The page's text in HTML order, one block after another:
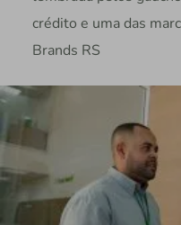
crédito e uma das
Brands RS